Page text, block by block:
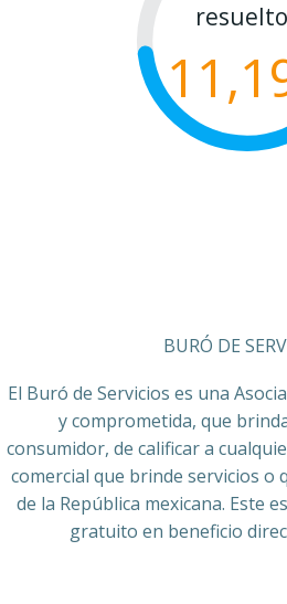
BURÓ DE
El Buró de Servicios es una
y comprometida, que
consumidor, de calificar a
comercial que brinde servicios o
de la República mexicana. Este
gratuito en beneficio